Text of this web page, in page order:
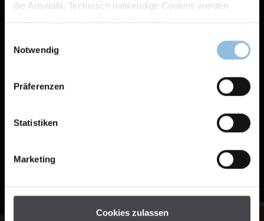
die Auswahl. Technisch notwendige Cookies werden
Notwendig
Präferenzen
Statistiken
Marketing
Cookies zulassen